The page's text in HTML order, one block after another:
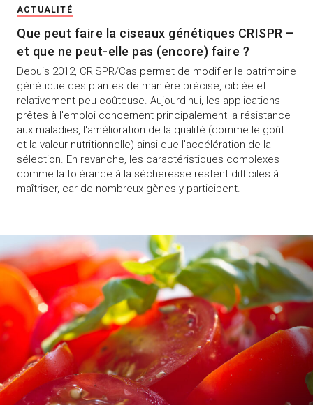
ACTUALITÉ
Que peut faire la ciseaux génétiques CRISPR –
et que ne peut-elle pas (encore) faire ?
Depuis 2012, CRISPR/Cas permet de modifier le patrimoine
génétique des plantes de manière précise, ciblée et
relativement peu coûteuse. Aujourd'hui, les applications
prêtes à l'emploi concernent principalement la résistance
aux maladies, l'amélioration de la qualité (comme le goût
et la valeur nutritionnelle) ainsi que l'accélération de la
sélection. En revanche, les caractéristiques complexes
comme la tolérance à la sécheresse restent difficiles à
maîtriser, car de nombreux gènes y participent.